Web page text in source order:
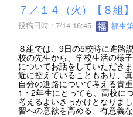
７／１４（火）【８組
投稿日時 : 7/14 16:45 福生
８組では、9日の5校時に進路
校の先生から、学校生活の様
についてお話をしていただき
近に控えていることもあり、
自分の進路について考える貴
1・2年生にとっても、高校に
考えるよいきっかけとなりま
習への意欲を高める、有意義